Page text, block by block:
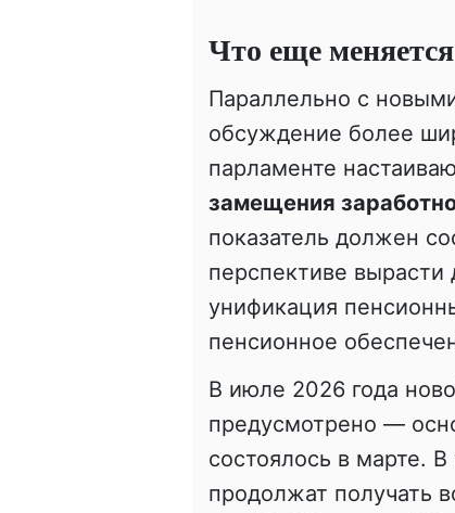
Что еще
Параллельно с
обсуждение более
парламенте
замещения
показатель должен
перспективе
унификация
пенсионное
В июле 2026 года
предусмотрено —
состоялось в марте.
продолжат получать